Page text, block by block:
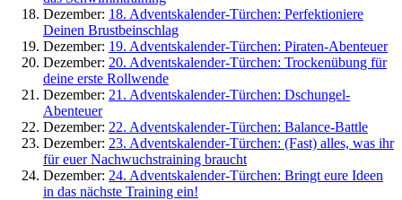
Dezember: 18. Adventskalender-Türchen: Perfektioniere
Deinen Brustbeinschlag
Dezember: 19. Adventskalender-Türchen: Piraten-Abenteuer
Dezember: 20. Adventskalender-Türchen: Trockenübung für
deine erste Rollwende
Dezember: 21. Adventskalender-Türchen: Dschungel-
Abenteuer
Dezember: 22. Adventskalender-Türchen: Balance-Battle
Dezember: 23. Adventskalender-Türchen: (Fast) alles, was ihr
für euer Nachwuchstraining braucht
Dezember: 24. Adventskalender-Türchen: Bringt eure Ideen
in das nächste Training ein!